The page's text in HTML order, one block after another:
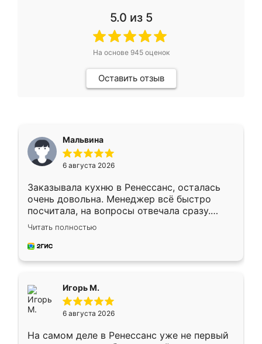
5.0 из 5
На основе 945оценок
Оставить отзыв
Мальвина
6 августа 2026
Заказывала кухню в Ренессанс, осталась
очень довольна. Менеджер всё быстро
посчитала, на вопросы отвечала сразу.
Замерщик приехал в субботу, подошёл к
делу со всей ответственностью. Собрали
за день, ребята работали аккуратно, даже
Читать полностью
Игорь М.
6 августа 2026
На самом деле в Ренессанс уже не первый